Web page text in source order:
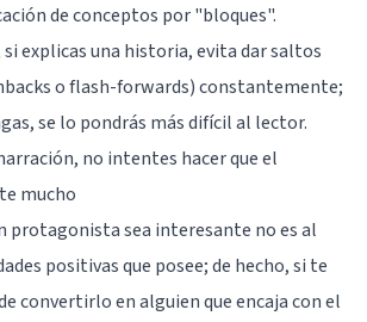
de conceptos por "bloques".
explicas una historia, evita dar saltos
o flash-forwards) constantemente;
se lo pondrás más difícil al lector.
no intentes hacer que el
mucho
protagonista sea interesante no es al
positivas que posee; de hecho, si te
convertirlo en alguien que encaja con el